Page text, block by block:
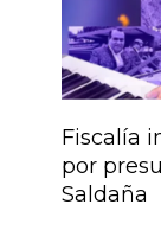
Fiscalía
por
Saldaña